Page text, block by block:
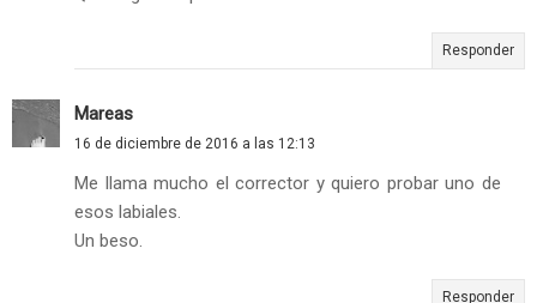
Responder
Mareas
16 de diciembre de 2016 a las 12:13
Me llama mucho el corrector y quiero probar uno de
esos labiales.
Un beso.
Responder